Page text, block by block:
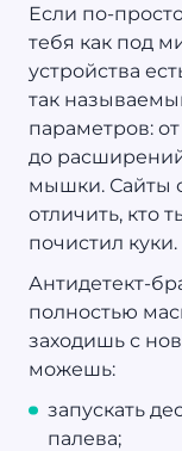
Если по-
тебя как под
устройства
так
параметров:
до
мышки. Сайты
отличить, кто
почистил куки.
Антидетект-
полностью
заходишь с
можешь:
запускать
палева;